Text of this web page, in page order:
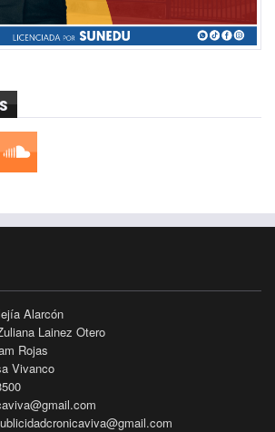
Alarcón
Lainez Otero
Rojas
Vivanco